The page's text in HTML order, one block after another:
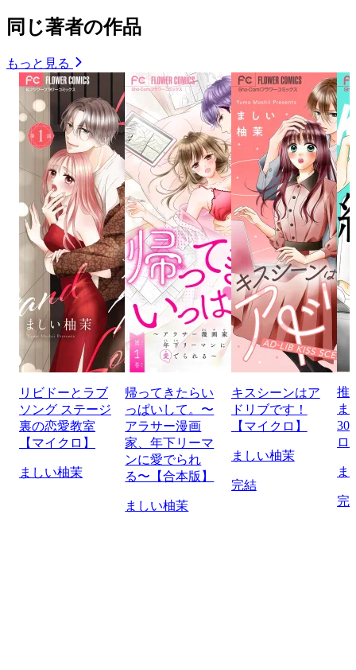
同じ著者の作品
もっと見る
リビドーとラブ
ソング ステージ
裏の恋愛教室
【マイクロ】
ましい柚茉
帰ってきたらい
っぱいして。〜
アラサー漫画
家、年下リーマ
ンに愛でられ
る〜【合本版】
ましい柚茉
キスシーンはア
ドリブです！
【マイクロ】
ましい柚茉
完結
推
ま
ロ
ま
完